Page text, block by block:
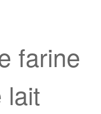
farine
lait